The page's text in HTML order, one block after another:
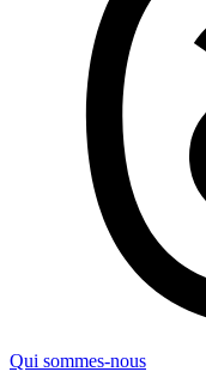
Qui sommes-nous